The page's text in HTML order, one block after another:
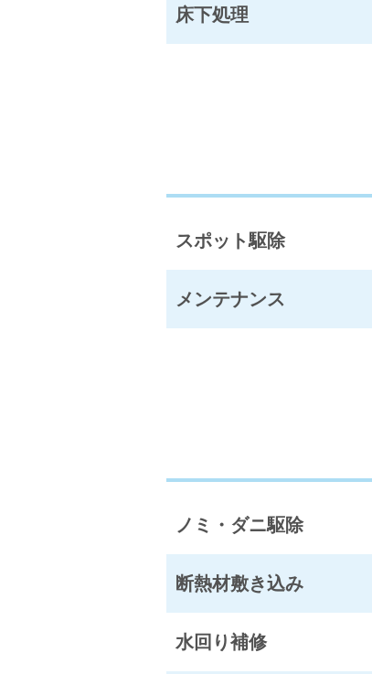
床下処理
スポット駆除
メンテナンス
ノミ・ダニ駆除
断熱材敷き込み
水回り補修